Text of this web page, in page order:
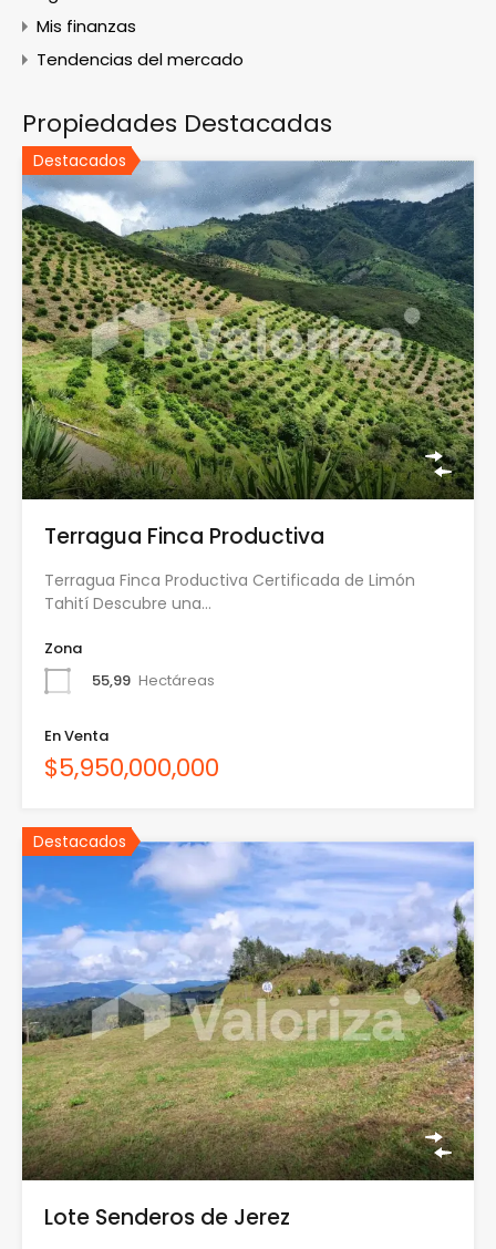
Mis finanzas
Tendencias del mercado
Propiedades Destacadas
Destacados
Terragua Finca Productiva
Terragua Finca Productiva Certificada de Limón
Tahití Descubre una…
Zona
55,99 Hectáreas
En Venta
$5,950,000,000
Destacados
Lote Senderos de Jerez